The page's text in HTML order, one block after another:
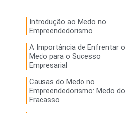
Introdução ao Medo no
Empreendedorismo
A Importância de Enfrentar o
Medo para o Sucesso
Empresarial
Causas do Medo no
Empreendedorismo: Medo do
Fracasso